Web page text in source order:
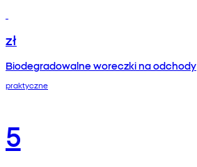
zł
Biodegradowalne woreczki na odchody
praktyczne
5